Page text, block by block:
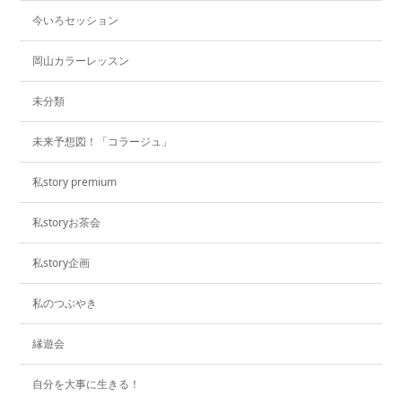
今いろセッション
岡山カラーレッスン
未分類
未来予想図！「コラージュ」
私story premium
私storyお茶会
私story企画
私のつぶやき
縁遊会
自分を大事に生きる！